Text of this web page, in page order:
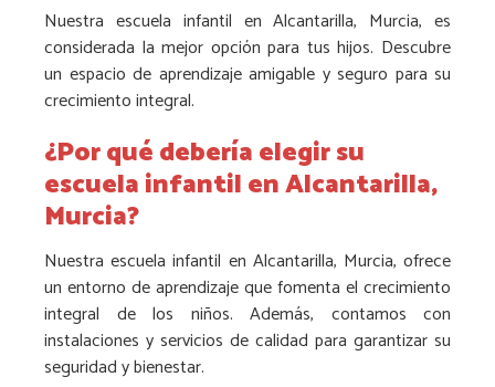
Nuestra escuela infantil en Alcantarilla, Murcia, es
considerada la mejor opción para tus hijos. Descubre
un espacio de aprendizaje amigable y seguro para su
crecimiento integral.
¿Por qué debería elegir su
escuela infantil en Alcantarilla,
Murcia?
Nuestra escuela infantil en Alcantarilla, Murcia, ofrece
un entorno de aprendizaje que fomenta el crecimiento
integral de los niños. Además, contamos con
instalaciones y servicios de calidad para garantizar su
seguridad y bienestar.